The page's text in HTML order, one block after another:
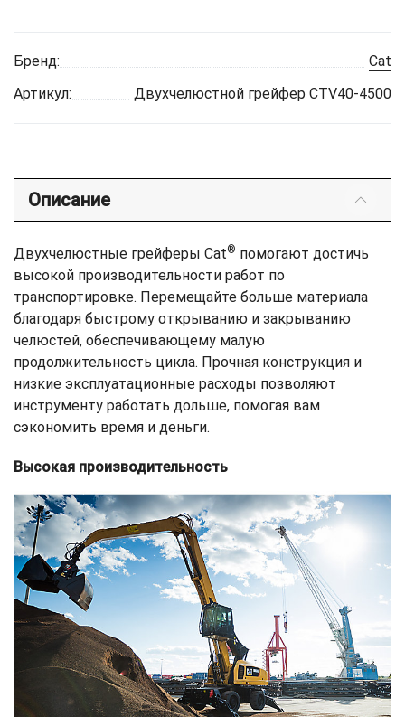
Бренд:
Cat
Артикул:
Двухчелюстной грейфер CTV40-4500
Описание
Двухчелюстные грейферы Cat® помогают достичь
высокой производительности работ по
транспортировке. Перемещайте больше материала
благодаря быстрому открыванию и закрыванию
челюстей, обеспечивающему малую
продолжительность цикла. Прочная конструкция и
низкие эксплуатационные расходы позволяют
инструменту работать дольше, помогая вам
сэкономить время и деньги.
Высокая производительность